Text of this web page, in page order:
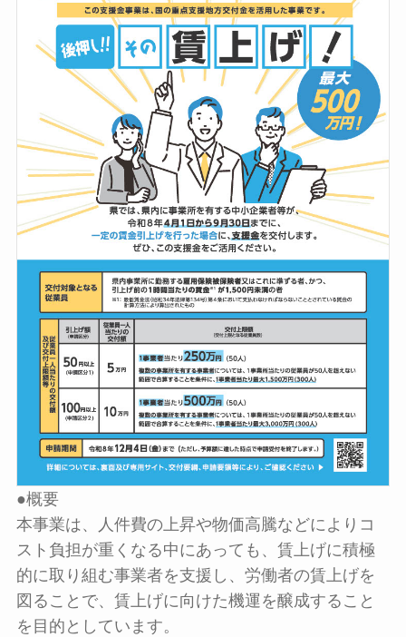
●概要
本事業は、人件費の上昇や物価高騰などによりコ
スト負担が重くなる中にあっても、賃上げに積極
的に取り組む事業者を支援し、労働者の賃上げを
図ることで、賃上げに向けた機運を醸成すること
を目的としています。